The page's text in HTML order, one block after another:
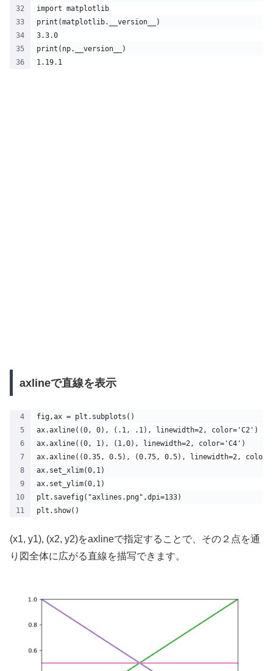
import matplotlib
print(matplotlib.__version__)
3.3.0
print(np.__version__)
1.19.1
axlineで直線を表示
fig,ax = plt.subplots()
ax.axline((0, 0), (.1, .1), linewidth=2, color='C2')
ax.axline((0, 1), (1,0), linewidth=2, color='C4')
ax.axline((0.35, 0.5), (0.75, 0.5), linewidth=2,
ax.set_xlim(0,1)
ax.set_ylim(0,1)
plt.savefig("axlines.png",dpi=133)
plt.show()
(x1, y1), (x2, y2)をaxlineで指定することで、その２点を通
り図全体に広がる直線を描写できます。